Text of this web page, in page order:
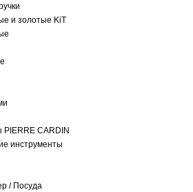
и золотые KiT
PIERRE CARDIN
инструменты
/ Посуда